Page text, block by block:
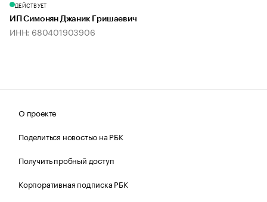
ДЕЙСТВУЕТ
ИП Симонян Джаник Гришаевич
ИНН: 680401903906
О проекте
Поделиться новостью на РБК
Получить пробный доступ
Корпоративная подписка РБК